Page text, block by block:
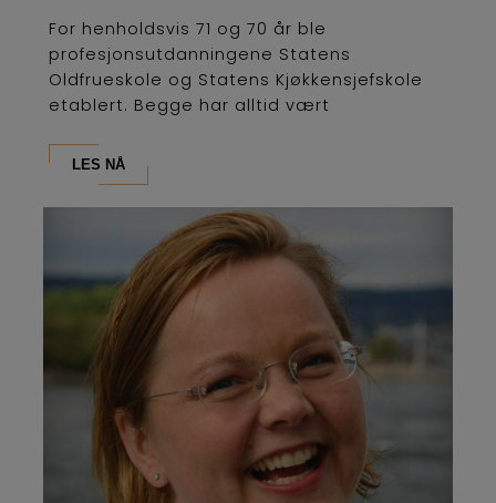
For henholdsvis 71 og 70 år ble
profesjonsutdanningene Statens
Oldfrueskole og Statens Kjøkkensjefskole
etablert. Begge har alltid vært
LES NÅ